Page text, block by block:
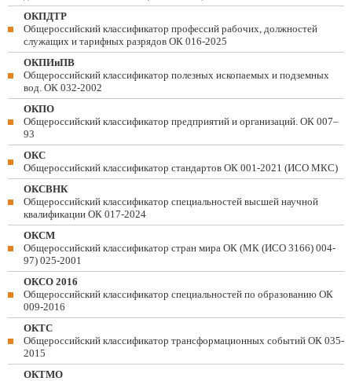
ОКПДТР
Общероссийский классификатор профессий рабочих, должностей
служащих и тарифных разрядов ОК 016-2025
ОКПИиПВ
Общероссийский классификатор полезных ископаемых и подземных
вод. ОК 032-2002
ОКПО
Общероссийский классификатор предприятий и организаций. ОК 007–
93
ОКС
Общероссийский классификатор стандартов ОК 001-2021 (ИСО МКС)
ОКСВНК
Общероссийский классификатор специальностей высшей научной
квалификации ОК 017-2024
ОКСМ
Общероссийский классификатор стран мира ОК (МК (ИСО 3166) 004-
97) 025-2001
ОКСО 2016
Общероссийский классификатор специальностей по образованию ОК
009-2016
ОКТС
Общероссийский классификатор трансформационных событий ОК 035-
2015
ОКТМО